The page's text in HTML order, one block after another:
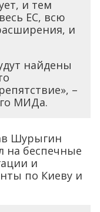
и тем
ЕС, всю
и
найдены
–
МИДа.
Шурыгин
на беспечные
и
по Киеву и